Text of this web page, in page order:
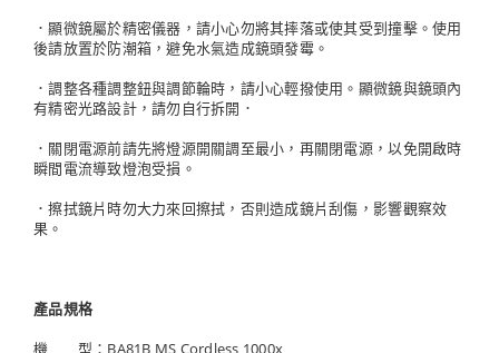
．顯微鏡屬於精密儀器，請小心勿將其摔落或使其受到撞擊。使用
後請放置於防潮箱，避免水氣造成鏡頭發霉。
．調整各種調整鈕與調節輪時，請小心輕撥使用。顯微鏡與鏡頭內
有精密光路設計，請勿自行拆開．
．關閉電源前請先將燈源開關調至最小，再關閉電源，以免開啟時
瞬間電流導致燈泡受損。
．擦拭鏡片時勿大力來回擦拭，否則造成鏡片刮傷，影響觀察效
果。
產品規格
機 型：BA81B MS Cordless 1000x